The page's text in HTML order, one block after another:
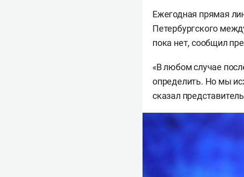
Ежегодная прямая
Петербургского
пока нет, сообщил
«В любом случае
определить. Но мы
сказал